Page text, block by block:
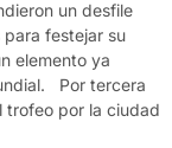
un desfile
para festejar su
elemento ya
Por tercera
trofeo por la ciudad